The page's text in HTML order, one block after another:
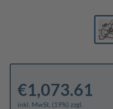
€1,073.61
inkl. MwSt. (19%) zzgl.